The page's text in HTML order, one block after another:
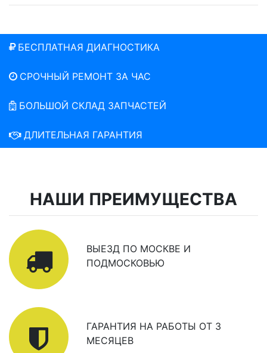
БЕСПЛАТНАЯ ДИАГНОСТИКА
СРОЧНЫЙ РЕМОНТ ЗА ЧАС
БОЛЬШОЙ СКЛАД ЗАПЧАСТЕЙ
ДЛИТЕЛЬНАЯ ГАРАНТИЯ
НАШИ ПРЕИМУЩЕСТВА
ВЫЕЗД ПО МОСКВЕ И
ПОДМОСКОВЬЮ
ГАРАНТИЯ НА РАБОТЫ ОТ 3
МЕСЯЦЕВ